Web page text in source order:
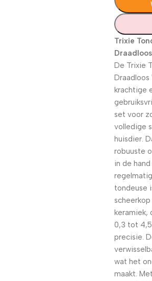
Trixie
De Trixie
krachtige
set voor
volledige
huisdier.
robuuste
in de
tondeuse
keramiek,
0,3 tot
precisie.
wat het
maakt.